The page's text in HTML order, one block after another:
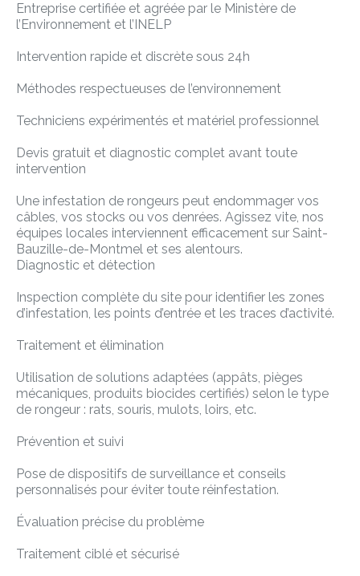
Entreprise certifiée et agréée par le Ministère de
l’Environnement et l’INELP
Intervention rapide et discrète sous 24h
Méthodes respectueuses de l’environnement
Techniciens expérimentés et matériel professionnel
Devis gratuit et diagnostic complet avant toute
intervention
Une infestation de rongeurs peut endommager vos
câbles, vos stocks ou vos denrées. Agissez vite, nos
équipes locales interviennent efficacement sur Saint-
Bauzille-de-Montmel et ses alentours.
Diagnostic et détection
Inspection complète du site pour identifier les zones
d’infestation, les points d’entrée et les traces d’activité.
Traitement et élimination
Utilisation de solutions adaptées (appâts, pièges
mécaniques, produits biocides certifiés) selon le type
de rongeur : rats, souris, mulots, loirs, etc.
Prévention et suivi
Pose de dispositifs de surveillance et conseils
personnalisés pour éviter toute réinfestation.
Évaluation précise du problème
Traitement ciblé et sécurisé